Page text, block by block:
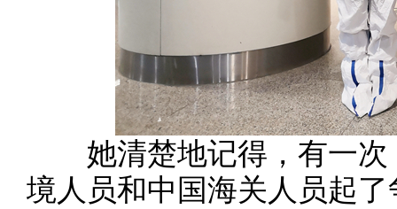
她清楚地记得，有一次
境人员和中国海关人员起